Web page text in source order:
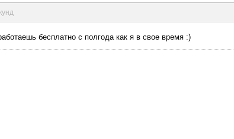
бесплатно с полгода как я в свое время :)